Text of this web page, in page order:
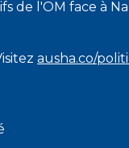
de l'OM face à
ausha.co/